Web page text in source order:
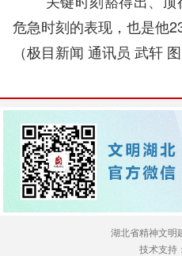
危急时刻的表现，也是他
（极目新闻 通讯员 武轩
湖北省精神文明
技术支持